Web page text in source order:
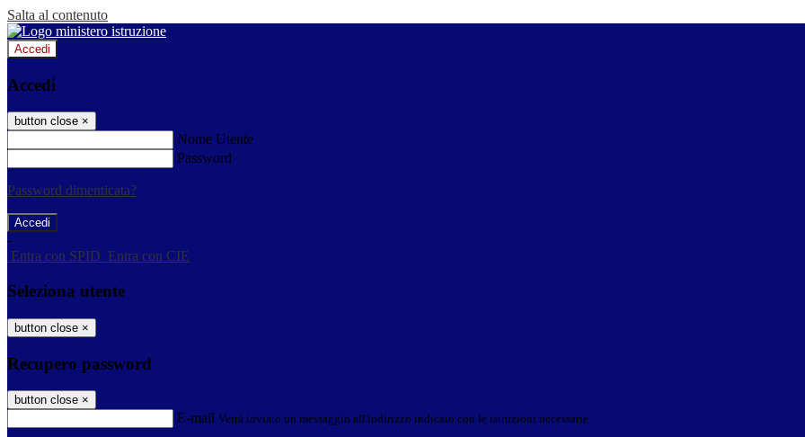
Salta al contenuto
Accedi
Accedi
button close ×
Nome Utente
Password
Password dimenticata?
-
Entra con SPID Entra con CIE
Seleziona utente
button close ×
Recupero password
button close ×
E-mail Verrà inviato un messaggio all'indirizzo indicato con le istruzioni necessarie.